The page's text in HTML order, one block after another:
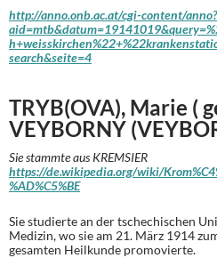
http://anno.onb.ac.at/cgi-content/anno?
search&seite=4
TRYB(OVA), Marie (
VEYBORNY
Sie stammte aus KREMSIER
https://de.wikipedia.org/wiki/
%AD%C5%BE
Sie studierte an der tschechischen
Medizin, wo sie am 21. März 1914
gesamten Heilkunde promovierte.